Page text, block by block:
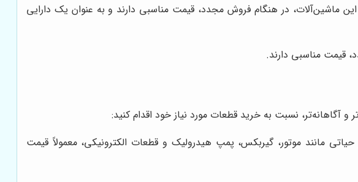
این ماشین‌آلات، در هنگام فروش مجدد، قیمت مناسبی دارند و به عنوان یک دارایی
قیمت مناسبی دارند.
آگاهانه‌تر، نسبت به خرید قطعات مورد نیاز خود اقدام کنید:
مانند موتور، گیربکس، پمپ هیدرولیک و قطعات الکترونیکی، معمولاً قیمت